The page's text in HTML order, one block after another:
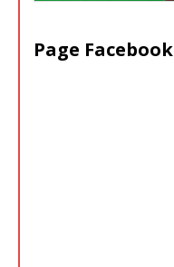
Page Facebook